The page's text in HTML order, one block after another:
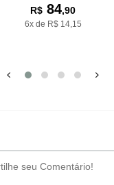
R$ 84,90
6x de R$ 14,15